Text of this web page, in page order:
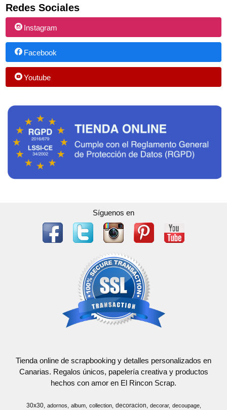
Redes Sociales
Instagram
Facebook
Youtube
Síguenos en
Tienda online de scrapbooking y detalles personalizados en
Canarias. Regalos únicos, papelería creativa y productos
hechos con amor en El Rincon Scrap.
30x30 adornos album collection decoracion decorar
decoupage